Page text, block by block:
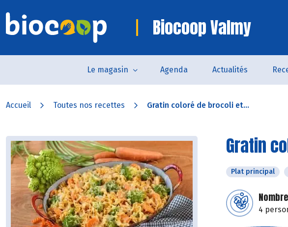
Biocoop Valmy
Le magasin Agenda Actualités
Accueil Toutes nos recettes Gratin coloré de brocoli et...
Gratin
Plat principal
4